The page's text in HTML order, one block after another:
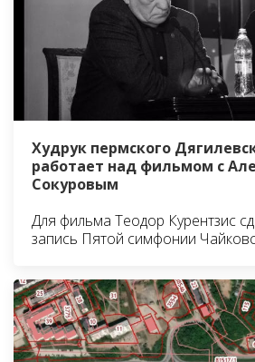
Худрук пермского
работает над фильмом с
Сокуровым
Для фильма Теодор Курентзис
запись Пятой симфонии